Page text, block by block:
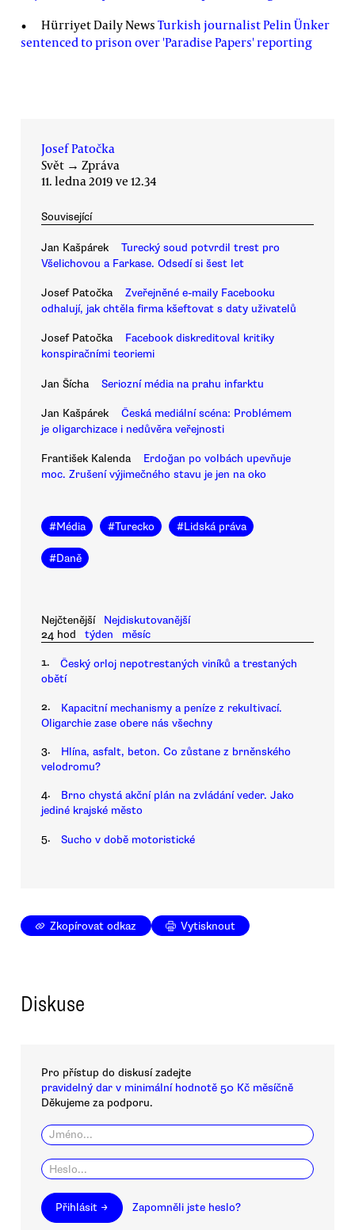
Hürriyet Daily News Turkish journalist Pelin Ünker
sentenced to prison over 'Paradise Papers' reporting
Josef Patočka
Svět → Zpráva
11. ledna 2019 ve 12.34
Související
Jan Kašpárek
Turecký soud potvrdil trest pro
Všelichovou a Farkase. Odsedí si šest let
Josef Patočka
Zveřejněné e-maily Facebooku
odhalují, jak chtěla firma kšeftovat s daty uživatelů
Josef Patočka
Facebook diskreditoval kritiky
konspiračními teoriemi
Jan Šícha Seriozní média na prahu infarktu
Jan Kašpárek
Česká mediální scéna: Problémem
je oligarchizace i nedůvěra veřejnosti
František Kalenda
Erdoğan po volbách upevňuje
moc. Zrušení výjimečného stavu je jen na oko
#Média #Turecko #Lidská práva
#Daně
Nejčtenější
Nejdiskutovanější
24 hod
týden měsíc
1.
Český orloj nepotrestaných viníků a trestaných
obětí
2.
Kapacitní mechanismy a peníze z rekultivací.
Oligarchie zase obere nás všechny
3.
Hlína, asfalt, beton. Co zůstane z brněnského
velodromu?
4.
Brno chystá akční plán na zvládání veder. Jako
jediné krajské město
5. Sucho v době motoristické
Zkopírovat odkaz Vytisknout
Diskuse
Pro přístup do diskusí zadejte
pravidelný dar v minimální hodnotě 50 Kč měsíčně
Děkujeme za podporu.
Přihlásit → Zapomněli jste heslo?